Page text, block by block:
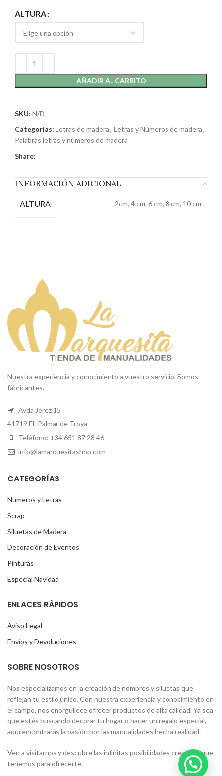
ALTURA
AÑADIR AL CARRITO
SKU: N/D
Categorías: Letras de madera, Letras y Números de madera,
Palabras letras y números de madera
Share:
INFORMACIÓN ADICIONAL
ALTURA 2cm, 4 cm, 6 cm, 8 cm, 10 cm
Nuestra experiencia y conocimiento a vuestro servicio. Somos
fabricantes.
Avda Jerez 15
41719 EL Palmar de Troya
Teléfono: +34 651 87 28 46
info@lamarquesitashop.com
CATEGORÍAS
Numeros y Letras
Scrap
Siluetas de Madera
Decoración de Eventos
Pinturas
Especial Navidad
ENLACES RÁPIDOS
Aviso Legal
Envíos y Devoluciones
SOBRE NOSOTROS
Nos especializamos en la creación de nombres y siluetas que
reflejan tu estilo único. Con nuestra experiencia y conocimiento en
el campo, nos enorgullece ofrecer productos de alta calidad. Ya sea
que estés buscando decorar tu hogar o hacer un regalo especial,
aquí encontrarás la pasión por las manualidades hecha realidad.
Ven a visitarnos y descubre las infinitas posibilidades creativas que
tenemos para ofrecerte.